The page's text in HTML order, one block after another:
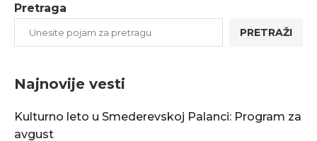
Pretraga
PRETRAŽI
Najnovije vesti
Kulturno leto u Smederevskoj Palanci: Program za
avgust